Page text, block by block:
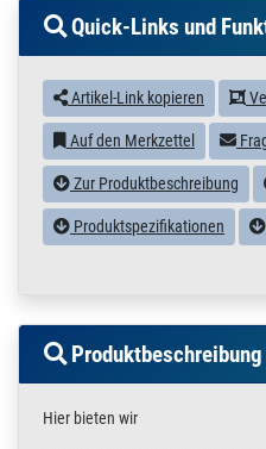
Quick-Links und
Artikel-Link kopieren
Auf den Merkzettel
Zur Produktbeschreibung
Produktspezifikationen
Produktbeschreibung
Hier bieten wir